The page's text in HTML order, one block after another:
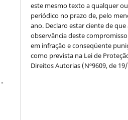
este mesmo texto a qualquer
periódico no prazo de, pelo
ano. Declaro estar ciente de que
observância deste
em infração e conseqüente
como prevista na Lei de
Direitos Autorias (Nº9609, de